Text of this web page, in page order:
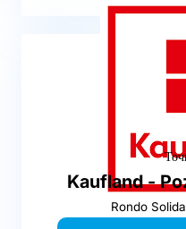
Kaufland -
Rondo